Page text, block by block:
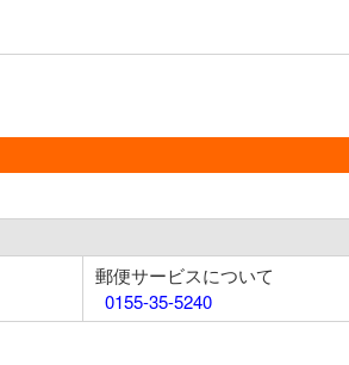
郵便サービスについて
0155-35-5240